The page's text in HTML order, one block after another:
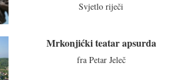
Svjetlo riječi
Mrkonjićki teatar apsurda
fra Petar Jeleč